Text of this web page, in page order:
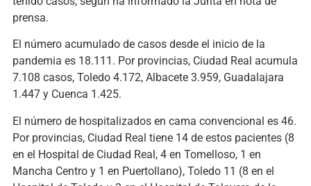
prensa.
El número acumulado de casos desde el inicio de la
pandemia es 18.111. Por provincias, Ciudad Real acumula
7.108 casos, Toledo 4.172, Albacete 3.959, Guadalajara
1.447 y Cuenca 1.425.
El número de hospitalizados en cama convencional es 46.
Por provincias, Ciudad Real tiene 14 de estos pacientes (8
en el Hospital de Ciudad Real, 4 en Tomelloso, 1 en
Mancha Centro y 1 en Puertollano), Toledo 11 (8 en el